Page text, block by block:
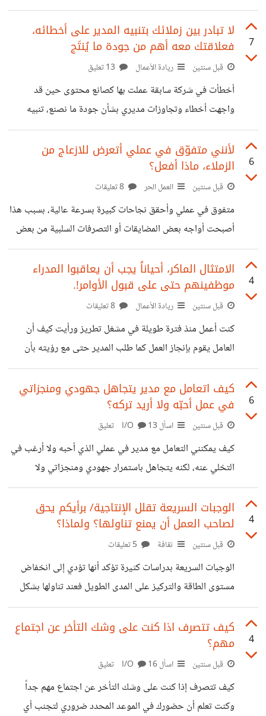
مقارنة حالي بما كنت عليه في الماضي والتركيز على تطوري
الشخصي؟ ولماذا؟
7
لا تبادر بين زملائك بتنبيه المدير على أخطائه،
فعلاقتك معه أهم من جودة ما يُنتَج
قبل سنتين ريادة الأعمال
أخطأت في شركة سابقة عملت بها كصانع محتوى حين قد
واجهت أخطاء وتجاوزات مديري بشأن جودة ما نصنع، تنبيه
المدير أدى مباشرةً إلى توتر العلاقة معه وشعرت بأن ابتسامته
اختفت من على وجهه مباشرةً، وعرفت أن هذا أمر قد يؤثر على
مستقبل التعاون بيننا وفعلاً قد حدث ما توقعت به. العلاقة
الجيدة يعني خلق بيئة عمل أكثر استقرار وراحة، بالعموم جوهر
أي استقرار وراحة بين أي اثنين هو عدم تعريتهما لبعضهما
البعض، يعني الانتقاد. ولذلك أنا بتّ أترك زملائي هم
6
لأنني متفوّق في عملي أتعرض للازعاج من
الزملاء، ماذا أفعل؟
قبل سنتين العمل الحر
متفوق في عملي وأحقق نجاحات كبيرة بسرعة عالية، بسبب هذا
أصبحت أواجه بعض المضايقات أو التصرفات السلبية من بعض
الزملاء سواء كان ذلك بسبب الغيرة أو سوء الفهم، كيف يمكنني
التعامل مع هذا الوضع وفي الوقت ذاته أحمي نجاحي وأضمن
استمراريتي في تقديم الأداء المتميز؟
4
الامتثال الماكر، أحياناً يجب أن يعاقبوا المدراء
موظفينهم حتى على قبول الأوامر!.
قبل سنتين ريادة الأعمال
كنت أعمل منذ فترة طويلة في مشغل تطريز ورأيت كيف أن
العامل يقوم بإنجاز العمل كما طلب المدير حتى مع رؤيته بأن
الانتاج تالف، انتبهت إلى أن هناك امتثال ماكر منه، ينفّذ الأمر
وهو متأكد من مغلوطيته، هي ظاهرة يلتزم فيها الموظف بتنفيذ
الأوامر بحرفيتها ولكن بطرق تُظهر عيوب القرارات أو تُسبب
الماكر ظاهرياً طاعة لكنه في الحقيقة طريقة خفية للتعبير عن
الاستياء أو تحدي القرارات، أنا أحبّذ عقوبة هؤلاء
6
كيف اتعامل مع مدير يتجاهل جهودي ومنجزاتي
في عمل أحبّه ولا أريد تركه؟
قبل سنتين اسأل I/O 13 تعليق
كيف يمكنني التعامل مع مدير في عملي الذي أحبه ولا أرغب في
التخلي عنه، لكنه يتجاهل باستمرار جهودي ومنجزاتي ولا
يمنحني التقدير الذي أستحقه، يعني ما هي أفضل الطرق للتعامل
مع هذا الموقف دون التأثير على أدائي أو حماسي للعمل؟
4
الوجبات السريعة تقلل الإنتاجية/ برأيكم يحق
لصاحب العمل أن يمنع تناولها؟ ولماذا؟
قبل سنتين ثقافة
الوجبات السريعة بدراسات كثيرة تؤكد أنها تؤدي إلى انخفاض
مستوى الطاقة والتركيز على المدى الطويل فعند تناولها بشكل
مستمر قد يشعر الشخص بالخمول والنعاس مما يؤثر بشكل سلبي
على إنتاجيته (عندي صديق كان أحياناً ينام ربع ساعة في دوامه
من المنزل، يقول لي هذا النوم القصير يساعدني على استعادة
نشاطي بعد الأكل) وبما أن الوجبات السريعة تؤذي ففكرت أنه
يحق أيضاً لصاحب العمل أن يفرض قيود على تناول الوجبات
السريعة في مكان العمل خاصة إذا كانت تؤثر على صحة
4
كيف تتصرف اذا كنت على وشك التأخر عن اجتماع
مهم؟
قبل سنتين اسأل I/O16 تعليق
كيف تتصرف إذا كنت على وشك التأخر عن اجتماع مهم جداً
وكنت تعلم أن حضورك في الموعد المحدد ضروري لتجنب أي